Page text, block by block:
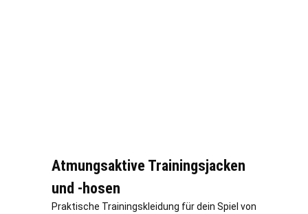
Atmungsaktive Trainingsjacken
und -hosen
Praktische Trainingskleidung für dein Spiel von